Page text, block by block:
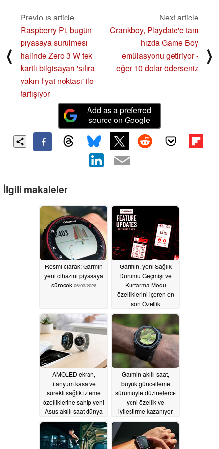
⟨
Previous article
Raspberry Pi, bugün
piyasaya sürülmesi
halinde Zero 3 W tek
kartlı bilgisayarı 'sıfıra
yakın fiyat noktası' ile
tartışıyor
Next article
Crankboy, Playdate'e tam
hızda Game Boy
emülasyonu getiriyor -
eğer 10 dolar öderseniz
⟩
Add as a preferred
source on Google
İlgili makaleler
Resmi olarak: Garmin
yeni cihazını piyasaya
sürecek 06/03/2026
Garmin, yeni Sağlık
Durumu Geçmişi ve
Kurtarma Modu
özelliklerini içeren en
son Özellik
Güncellemesini
06/03/2026
AMOLED ekran,
titanyum kasa ve
sürekli sağlık izleme
özelliklerine sahip yeni
Asus akıllı saat dünya
çapında piyasaya
sürüldü06/03/2026
Garmin akıllı saat,
büyük güncelleme
sürümüyle düzinelerce
yeni özellik ve
iyileştirme kazanıyor
06/02/2026